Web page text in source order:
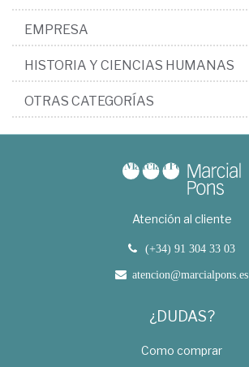
EMPRESA
HISTORIA Y CIENCIAS HUMANAS
OTRAS CATEGORÍAS
Atención al cliente
(+34) 91 304 33 03
atencion@marcialpons.es
¿DUDAS?
Como comprar